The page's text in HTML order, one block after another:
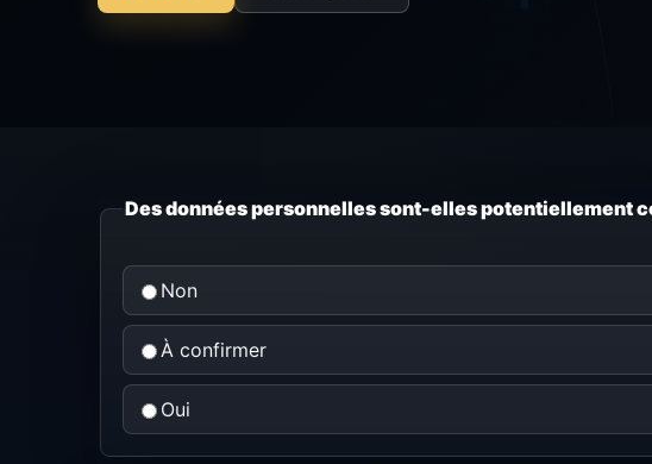
Des données personnelles sont-elles potentiellement
Non
À confirmer
Oui